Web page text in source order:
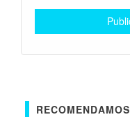
RECOMENDAMOS